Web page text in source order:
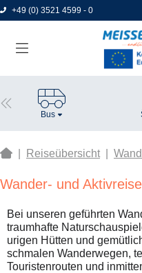
Direkt
zum
+49 (0) 3521 4599 - 0
Bus
Reiseübersicht
Wander- und
Bei unseren geführten
traumhafte
urigen Hütten und
schmalen Wanderwegen,
Touristenrouten und